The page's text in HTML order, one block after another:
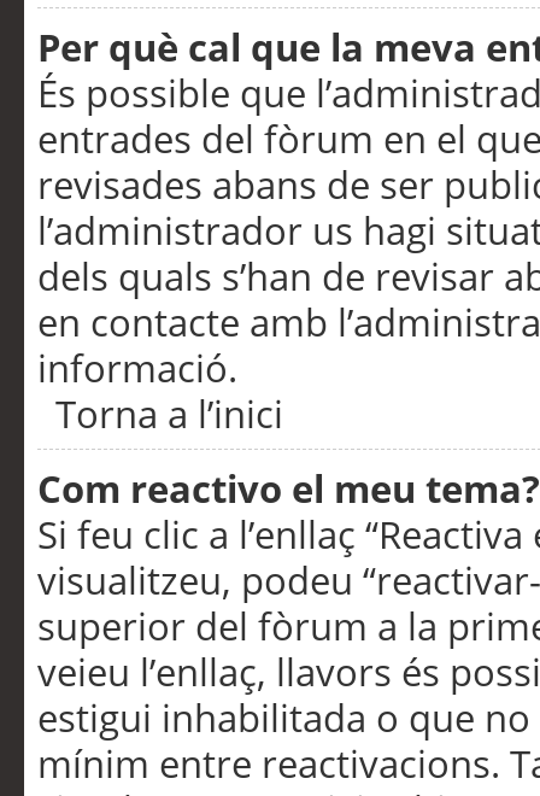
Per què cal que la meva
És possible que
entrades del fòrum en el
revisades abans de ser
l’administrador us hagi
dels quals s’han de revisar
en contacte amb
informació.
Torna a l’inici
Com reactivo el meu tema?
Si feu clic a l’enllaç
visualitzeu, podeu
superior del fòrum a la
veieu l’enllaç, llavors és
estigui inhabilitada o que
mínim entre reactivacions.